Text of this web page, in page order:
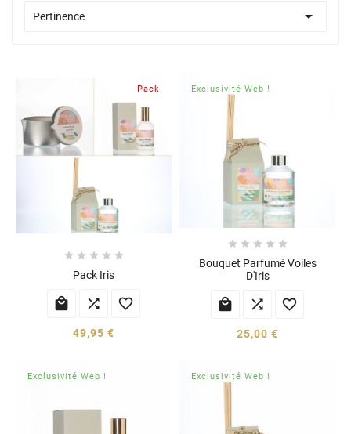
Pertinence 
Pack
    
Pack Iris
  
49,95 €
Exclusivité Web !
    
Bouquet Parfumé Voiles
D'Iris
  
25,00 €
Exclusivité Web ! Exclusivité Web !